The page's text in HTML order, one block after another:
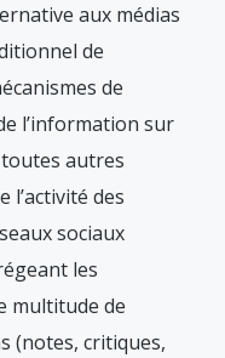
aux médias
de
de
l’information sur
toutes autres
l’activité des
sociaux
les
multitude de
(notes, critiques,